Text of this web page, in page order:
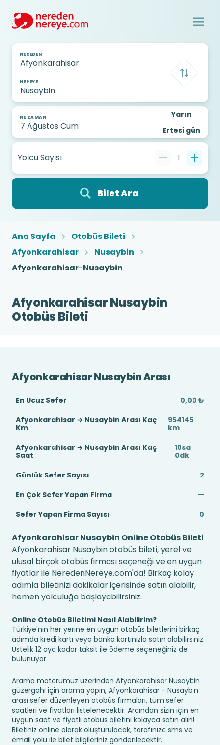
NEREDEN
NEREYE
NE ZAMAN
Yarın
Ertesi gün
Yolcu Sayısı 1
Bilet Ara
Ana Sayfa
Otobüs Bileti
Afyonkarahisar
Nusaybin
Afyonkarahisar-Nusaybin
Afyonkarahisar Nusaybin
Otobüs Bileti
Afyonkarahisar Nusaybin Arası
En Ucuz Sefer
0,00 ₺
Afyonkarahisar → Nusaybin Arası Kaç
Km
954145
km
Afyonkarahisar → Nusaybin Arası Kaç
Saat
18sa
0dk
Günlük Sefer Sayısı
2
En Çok Sefer Yapan Firma
—
Sefer Yapan Firma Sayısı
0
Afyonkarahisar Nusaybin Online Otobüs Bileti
Afyonkarahisar Nusaybin otobüs bileti, yerel ve
ulusal birçok otobüs firması seçeneği ve en uygun
fiyatlar ile NeredenNereye.com'da! Birkaç kolay
adımla biletinizi dakikalar içerisinde satın alabilir,
hemen yolculuğa başlayabilirsiniz.
Online Otobüs Biletimi Nasıl Alabilirim?
Türkiye'nin her yerine en uygun otobüs biletlerini birkaç
adımda kredi kartı veya banka kartınızla satın alabilirsiniz.
Üstelik 12 aya kadar taksit ile ödeme seçeneğiniz de
bulunuyor.
Arama motorumuz üzerinden Afyonkarahisar Nusaybin
güzergahı için arama yapın, Afyonkarahisar - Nusaybin
arası sefer düzenleyen otobüs firmaları, tüm sefer
saatleri ve fiyatları listelenecektir. Ardından sizin için en
uygun saat ve fiyatlı otobüs biletini kolayca satın alın!
Biletiniz online olarak oluşturulacak, tarafınıza sms ve
email yolu ile bilet bilgileriniz gönderilecektir.